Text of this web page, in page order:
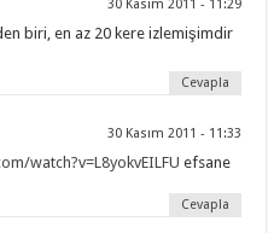
30 Kasım 2011 - 11:29
biri, en az 20 kere izlemişimdir
Cevapla
30 Kasım 2011 - 11:33
watch?v=L8yokvEILFU efsane
Cevapla